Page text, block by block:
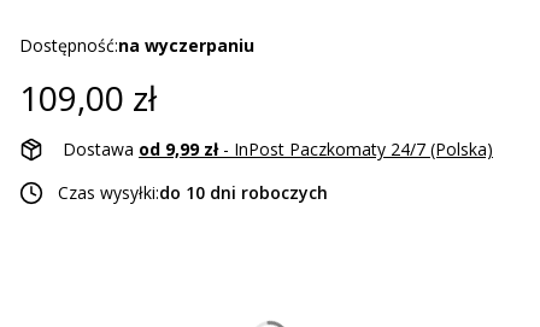
Dostępność:na wyczerpaniu
Cena
109,00 zł
Dostawa od 9,99 zł - InPost Paczkomaty 24/7 (Polska)
Czas wysyłki:do 10 dni roboczych